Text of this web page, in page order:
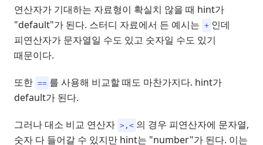
연산자가 기대하는 자료형이 확실치 않을 때 hint가
"default"가 된다. 스터디 자료에서 든 예시는 + 인데
피연산자가 문자열일 수도 있고 숫자일 수도 있기
때문이다.
또한 == 를 사용해 비교할 때도 마찬가지다. hint가
default가 된다.
그러나 대소 비교 연산자 >,< 의 경우 피연산자에 문자열,
숫자 다 들어갈 수 있지만 hint는 "number"가 된다. 이는